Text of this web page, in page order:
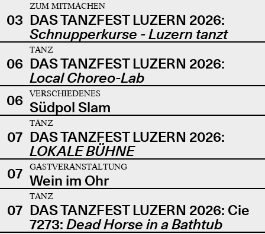
03
ZUM MITMACHEN
DAS TANZFEST LUZERN 2026:
Schnupperkurse - Luzern tanzt
06
TANZ
DAS TANZFEST LUZERN 2026:
Local Choreo-Lab
06
VERSCHIEDENES
Südpol Slam
07
TANZ
DAS TANZFEST LUZERN 2026:
LOKALE BÜHNE
07
GASTVERANSTALTUNG
Wein im Ohr
07
TANZ
DAS TANZFEST LUZERN 2026: Cie
7273: Dead Horse in a Bathtub